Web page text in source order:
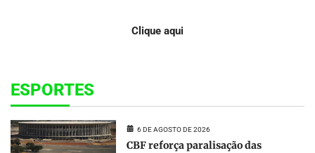
Clique aqui
ESPORTES
6 DE AGOSTO DE 2026
CBF reforça paralisação das